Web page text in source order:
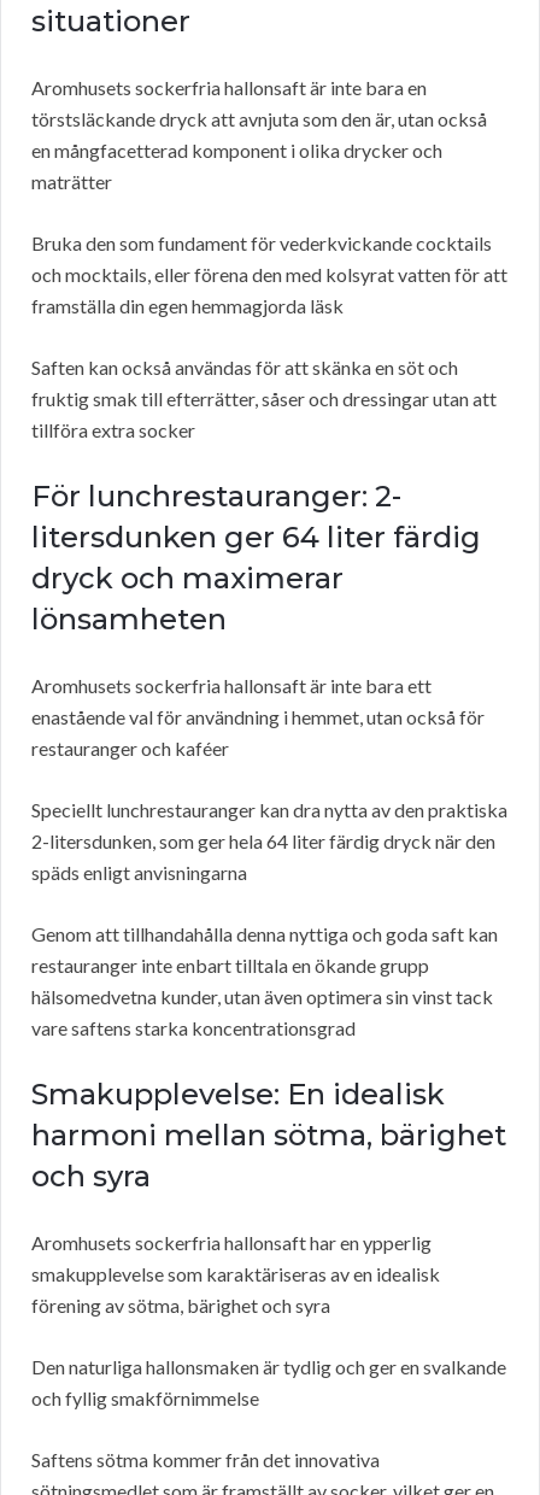
situationer
Aromhusets sockerfria hallonsaft är inte bara en
törstsläckande dryck att avnjuta som den är, utan också
en mångfacetterad komponent i olika drycker och
maträtter
Bruka den som fundament för vederkvickande cocktails
och mocktails, eller förena den med kolsyrat vatten för att
framställa din egen hemmagjorda läsk
Saften kan också användas för att skänka en söt och
fruktig smak till efterrätter, såser och dressingar utan att
tillföra extra socker
För lunchrestauranger: 2-
litersdunken ger 64 liter färdig
dryck och maximerar
lönsamheten
Aromhusets sockerfria hallonsaft är inte bara ett
enastående val för användning i hemmet, utan också för
restauranger och kaféer
Speciellt lunchrestauranger kan dra nytta av den praktiska
2-litersdunken, som ger hela 64 liter färdig dryck när den
späds enligt anvisningarna
Genom att tillhandahålla denna nyttiga och goda saft kan
restauranger inte enbart tilltala en ökande grupp
hälsomedvetna kunder, utan även optimera sin vinst tack
vare saftens starka koncentrationsgrad
Smakupplevelse: En idealisk
harmoni mellan sötma, bärighet
och syra
Aromhusets sockerfria hallonsaft har en ypperlig
smakupplevelse som karaktäriseras av en idealisk
förening av sötma, bärighet och syra
Den naturliga hallonsmaken är tydlig och ger en svalkande
och fyllig smakförnimmelse
Saftens sötma kommer från det innovativa